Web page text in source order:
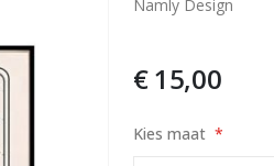
Namly Design
€ 15,00
Kies maat